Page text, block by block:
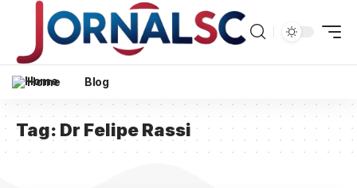
Home Blog
Tag: Dr Felipe Rassi